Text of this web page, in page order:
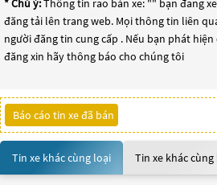
* Chú ý:Thông tin rao bán xe: "" bạn đang
đăng tải lên trang web. Mọi thông tin liên
người đăng tin cung cấp . Nếu bạn phát
đăng xin hãy thông báo cho chúng tôi
Báo cáo tin xe đã bán
Tin xe khác cùng loại Tin xe khác